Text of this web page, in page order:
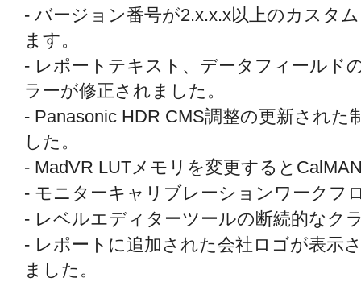
- バージョン番号が2.x.x.x以上のカスタ
ます。
- レポートテキスト、データフィールド
ラーが修正されました。
- Panasonic HDR CMS調整の更新され
した。
- MadVR LUTメモリを変更すると
- モニターキャリブレーションワークフ
- レベルエディターツールの断続的なク
- レポートに追加された会社ロゴが表示
ました。